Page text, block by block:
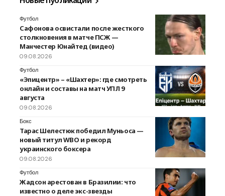
Футбол
Сафонова освистали после жесткого
столкновения в матче ПСЖ —
Манчестер Юнайтед (видео)
09.08.2026
Футбол
«Эпицентр» – «Шахтер»: где смотреть
онлайн и составы на матч УПЛ 9
августа
09.08.2026
Бокс
Тарас Шелестюк победил Муньоса —
новый титул WBO и рекорд
украинского боксера
09.08.2026
Футбол
Жадсон арестован в Бразилии: что
известно о деле экс-звезды